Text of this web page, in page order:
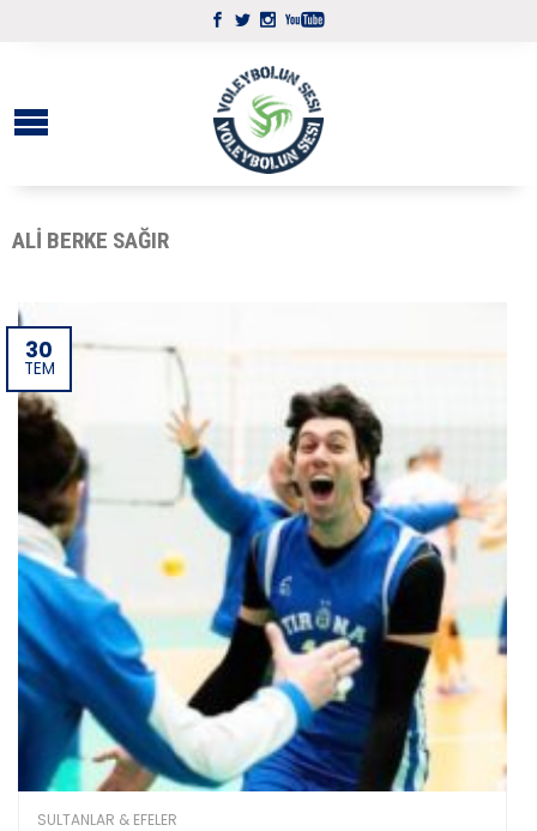
ALI BERKE SAĞIR
30
TEM
SULTANLAR & EFELER